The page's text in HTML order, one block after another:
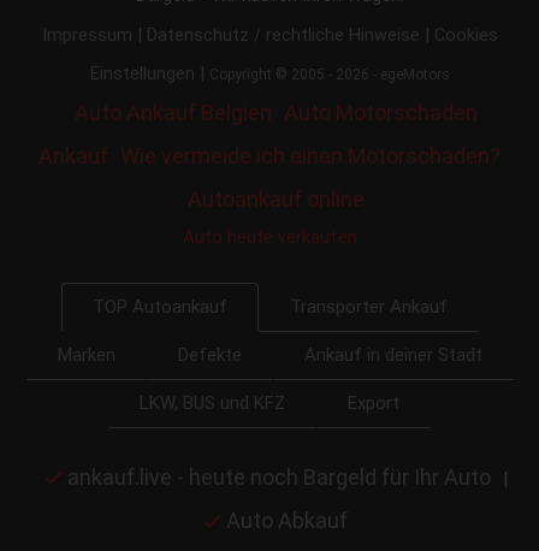
Impressum | Datenschutz / rechtliche Hinweise | Cookies
Einstellungen | Copyright © 2005 - 2026 - egeMotors
Auto Ankauf Belgien
Auto Motorschaden
Ankauf Wie vermeide ich einen Motorschaden?
Autoankauf online
Auto heute verkaufen
TOP Autoankauf Transporter Ankauf
Marken Defekte Ankauf in deiner Stadt
LKW, BUS und KFZ Export
ankauf.live - heute noch Bargeld für Ihr Auto |
Auto Abkauf